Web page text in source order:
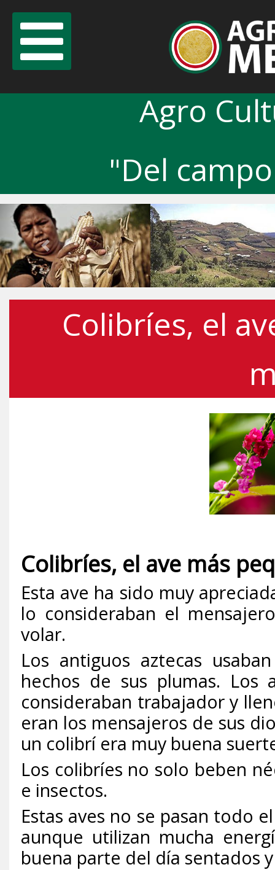
Agro
"Del
Previous
Colibríes, el
Colibríes, el ave más
Esta ave ha sido muy
lo consideraban el
volar.
Los antiguos aztecas
hechos de sus plumas. Los
consideraban trabajador y
eran los mensajeros de sus
un colibrí era muy buena
Los colibríes no solo beben
e insectos.
Estas aves no se pasan todo
aunque utilizan mucha
buena parte del día sentados